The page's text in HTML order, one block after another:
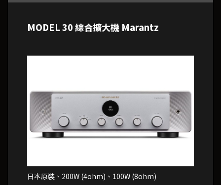
日本原裝、200W (4ohm)、100W (8ohm)
MODEL 30 綜合擴大機 Marantz